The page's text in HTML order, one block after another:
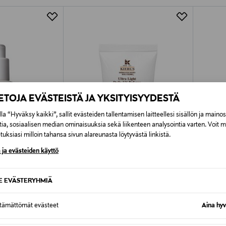
EVÄSTEISTÄ JA YKSITYISYYDESTÄ
“Hyväksy kaikki”, sallit evästeiden tallentamisen laitteellesi sisällön ja
sosiaalisen median ominaisuuksia sekä liikenteen analysointia varten. Voit
milloin tahansa sivun alareunasta löytyvästä linkistä.
ja evästeiden käyttö
EVÄSTERYHMIÄ
evästeet Aina
Alk. 6,90 €, kun toimitus on
-seerumi
KIEHL'S
UV